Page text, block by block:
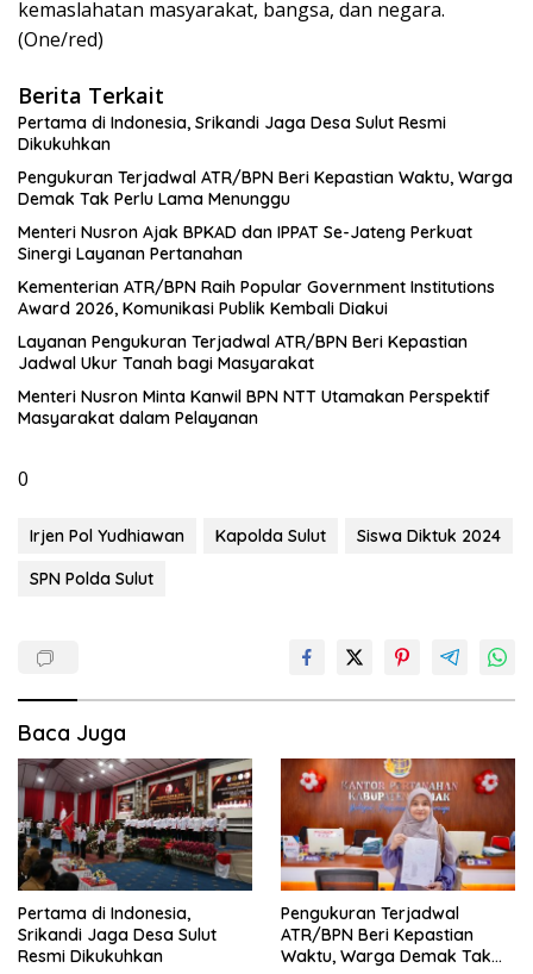
kemaslahatan masyarakat, bangsa, dan negara.
(One/red)
Berita Terkait
Pertama di Indonesia, Srikandi Jaga Desa Sulut Resmi
Dikukuhkan
Pengukuran Terjadwal ATR/BPN Beri Kepastian Waktu, Warga
Demak Tak Perlu Lama Menunggu
Menteri Nusron Ajak BPKAD dan IPPAT Se-Jateng Perkuat
Sinergi Layanan Pertanahan
Kementerian ATR/BPN Raih Popular Government Institutions
Award 2026, Komunikasi Publik Kembali Diakui
Layanan Pengukuran Terjadwal ATR/BPN Beri Kepastian
Jadwal Ukur Tanah bagi Masyarakat
Menteri Nusron Minta Kanwil BPN NTT Utamakan Perspektif
Masyarakat dalam Pelayanan
0
Irjen Pol Yudhiawan Kapolda Sulut
Siswa Diktuk 2024
SPN Polda Sulut
Baca Juga
Pertama di Indonesia,
Srikandi Jaga Desa Sulut
Resmi Dikukuhkan
Pengukuran Terjadwal
ATR/BPN Beri Kepastian
Waktu, Warga Demak Tak